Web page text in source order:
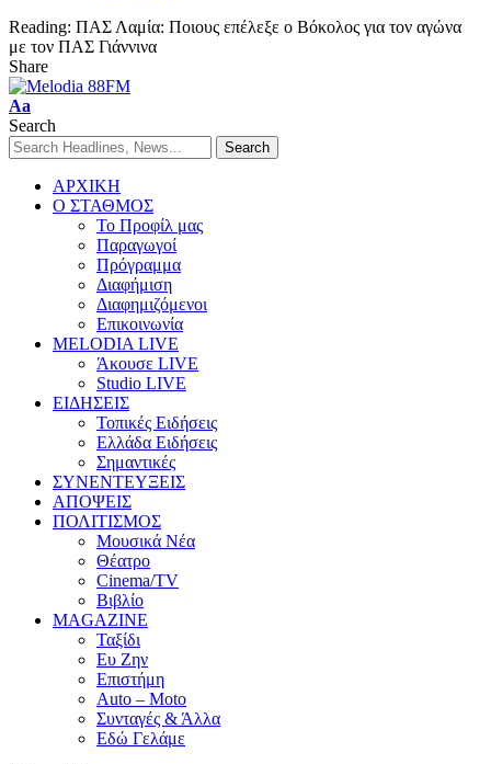
Reading: ΠΑΣ Λαμία: Ποιους επέλεξε ο Βόκολος για τον αγώνα
με τον ΠΑΣ Γιάννινα
Share
Aa
Search
ΑΡΧΙΚΗ
Ο ΣΤΑΘΜΟΣ
Το Προφίλ μας
Παραγωγοί
Πρόγραμμα
Διαφήμιση
Διαφημιζόμενοι
Επικοινωνία
MELODIA LIVE
Άκουσε LIVE
Studio LIVE
ΕΙΔΗΣΕΙΣ
Τοπικές Ειδήσεις
Ελλάδα Ειδήσεις
Σημαντικές
ΣΥΝΕΝΤΕΥΞΕΙΣ
ΑΠΟΨΕΙΣ
ΠΟΛΙΤΙΣΜΟΣ
Μουσικά Νέα
Θέατρο
Cinema/TV
Βιβλίο
MAGAZINE
Ταξίδι
Ευ Ζην
Επιστήμη
Auto – Moto
Συνταγές & Άλλα
Εδώ Γελάμε